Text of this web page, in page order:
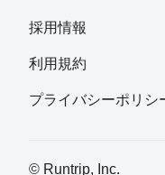
採用情報
利用規約
プライバシーポリシ
© Runtrip, Inc.